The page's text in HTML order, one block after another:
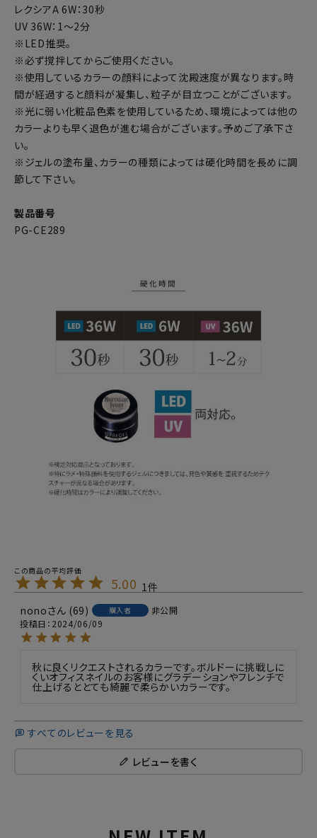
レクシアA 6W：30秒
UV 36W：1～2分
※LED推奨。
※必ず撹拌してからご使用ください。
※使用しているカラーの顔料によって沈殿速度が異なります。時
間が経過すると顔料が凝集し、粒子が目立つことがございます。
※光に弱い化粧品色素を使用しているため、環境によっては他の
カラーよりも早く退色が進む場合がございます。予めご了承下さ
い。
※ジェルの塗布量、カラーの種類によっては硬化時間を長めに調
節して下さい。
製品番号
PG-CE289
5.00 1
nono
69 購入者
非公開
投稿日
2024/06/09
秋に良くリクエストされるカラーです。ボルドーに挑戦しに
くいオフィスネイルのお客様にグラデーションやフレンチで
仕上げるととても綺麗で柔らかいカラーです。
すべてのレビューを見る
レビューを書く